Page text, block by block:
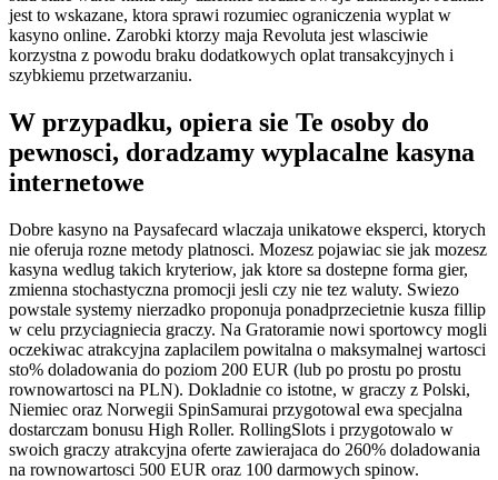
jest to wskazane, ktora sprawi rozumiec ograniczenia wyplat w
kasyno online. Zarobki ktorzy maja Revoluta jest wlasciwie
korzystna z powodu braku dodatkowych oplat transakcyjnych i
szybkiemu przetwarzaniu.
W przypadku, opiera sie Te osoby do
pewnosci, doradzamy wyplacalne kasyna
internetowe
Dobre kasyno na Paysafecard wlaczaja unikatowe eksperci, ktorych
nie oferuja rozne metody platnosci. Mozesz pojawiac sie jak mozesz
kasyna wedlug takich kryteriow, jak ktore sa dostepne forma gier,
zmienna stochastyczna promocji jesli czy nie tez waluty. Swiezo
powstale systemy nierzadko proponuja ponadprzecietnie kusza fillip
w celu przyciagniecia graczy. Na Gratoramie nowi sportowcy mogli
oczekiwac atrakcyjna zaplacilem powitalna o maksymalnej wartosci
sto% doladowania do poziom 200 EUR (lub po prostu po prostu
rownowartosci na PLN). Dokladnie co istotne, w graczy z Polski,
Niemiec oraz Norwegii SpinSamurai przygotowal ewa specjalna
dostarczam bonusu High Roller. RollingSlots i przygotowalo w
swoich graczy atrakcyjna oferte zawierajaca do 260% doladowania
na rownowartosci 500 EUR oraz 100 darmowych spinow.